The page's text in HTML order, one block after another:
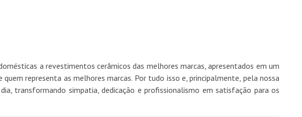
a revestimentos cerâmicos das melhores marcas, apresentados em um
representa as melhores marcas. Por tudo isso e, principalmente, pela nossa
transformando simpatia, dedicação e profissionalismo em satisfação para os